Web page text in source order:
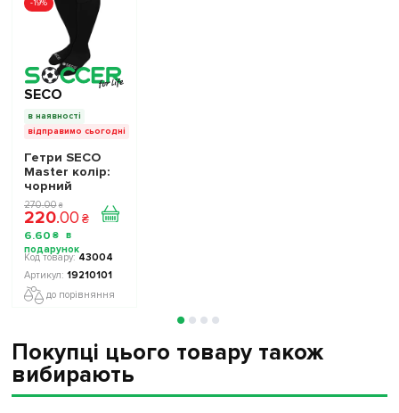
-19%
SECO
в наявності
відправимо сьогодні
Гетри SECO
Master колір:
чорний
270.00 ₴
220.00 ₴
6.60 ₴
43004
19210101
до порівняння
Покупці цього товару також
вибирають